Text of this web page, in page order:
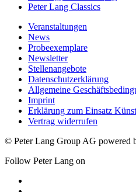
Peter Lang Classics
Veranstaltungen
News
Probeexemplare
Newsletter
Stellenangebote
Datenschutzerklärung
Allgemeine
Imprint
Erklärung zum Einsatz
Vertrag widerrufen
© Peter Lang Group AG powered
Follow Peter Lang on